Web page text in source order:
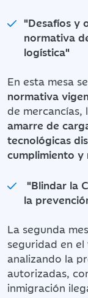
"Desafíos y
normativa
logística"
En esta mesa
normativa
de mercancías,
amarre de
tecnológicas
cumplimiento y
"Blindar la
la
La segunda
seguridad en
analizando la
autorizadas,
inmigración